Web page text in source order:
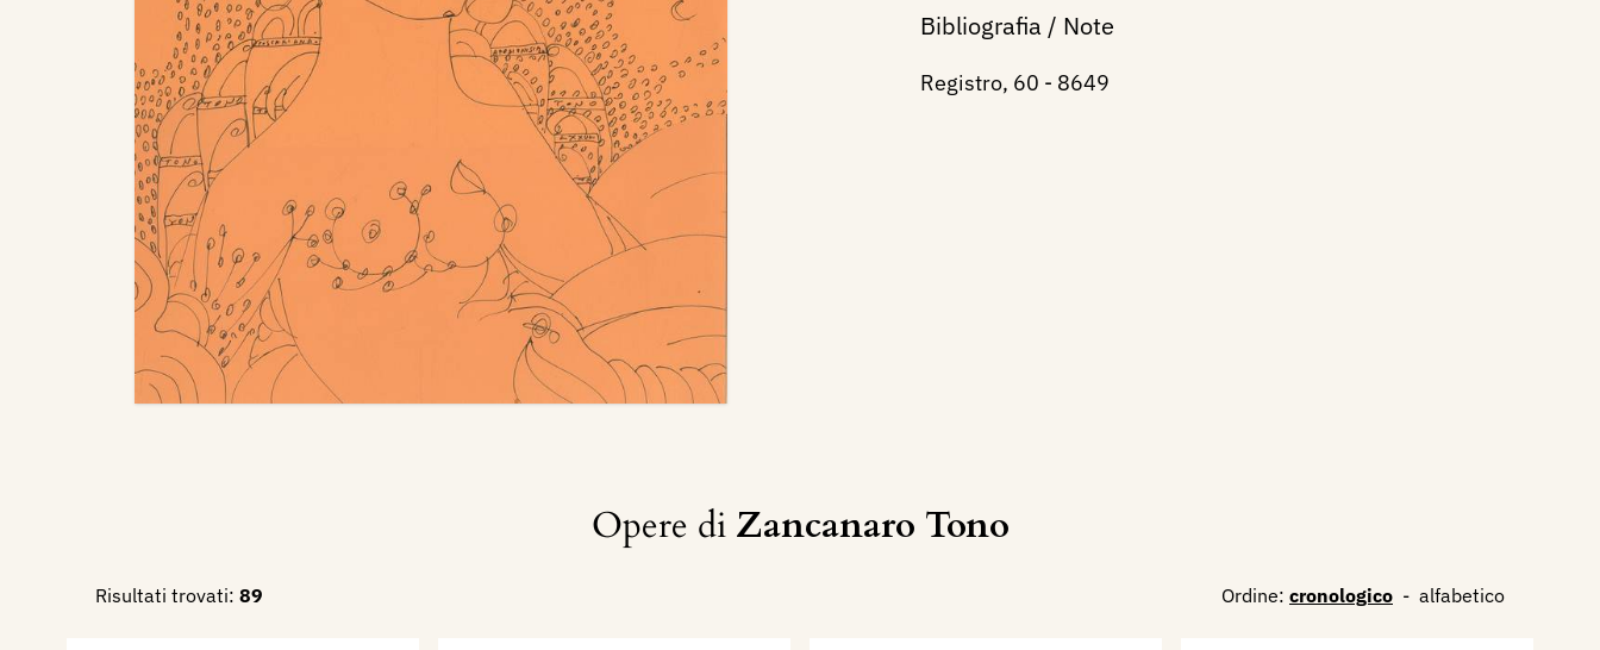
Bibliografia / Note
Registro, 60 - 8649
Opere di Zancanaro Tono
Risultati trovati: 89 Ordine: cronologico - alfabetico